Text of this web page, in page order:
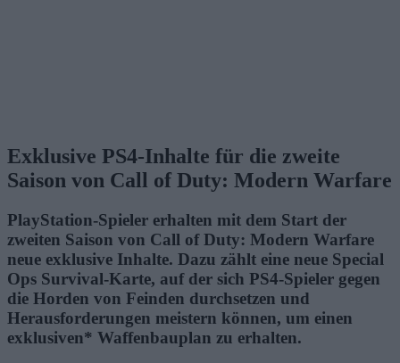
Exklusive PS4-Inhalte für die zweite
Saison von Call of Duty: Modern Warfare
PlayStation-Spieler erhalten mit dem Start der
zweiten Saison von Call of Duty: Modern Warfare
neue exklusive Inhalte. Dazu zählt eine neue Special
Ops Survival-Karte, auf der sich PS4-Spieler gegen
die Horden von Feinden durchsetzen und
Herausforderungen meistern können, um einen
exklusiven* Waffenbauplan zu erhalten.